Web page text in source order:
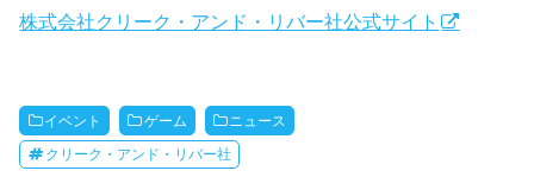
株式会社クリーク・アンド・リバー社公式サイト
イベント ゲーム ニュース
クリーク・アンド・リバー社